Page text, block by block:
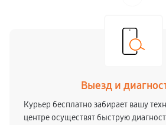
Выезд и
Курьер бесплатно забирает вашу
центре осуществят быструю